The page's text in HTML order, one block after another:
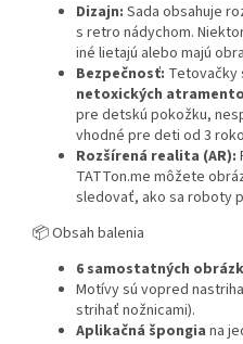
Dizajn: Sada obsahuje
s retro nádychom.
iné lietajú alebo majú
Bezpečnosť: Tetovačky
netoxických
pre detskú pokožku,
vhodné pre deti od 3
Rozšírená realita (AR):
TATTon.me môžete
sledovať, ako sa roboty
📦 Obsah balenia
6 samostatných
Motívy sú vopred
strihať nožnicami).
Aplikačná špongia na